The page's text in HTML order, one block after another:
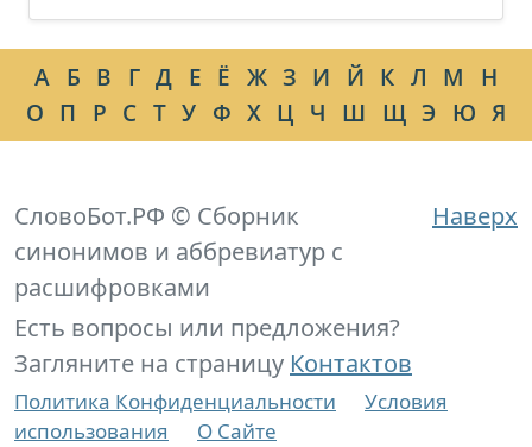
А Б В Г Д Е Ё Ж З И Й К Л М
Н
О П Р С Т У Ф Х Ц Ч Ш Щ Э Ю Я
Наверх
СловоБот.РФ © Сборник
синонимов и аббревиатур с
расшифровками
Есть вопросы или предложения?
Загляните на страницу Контактов
Политика Конфиденциальности
Условия
использования
О Сайте